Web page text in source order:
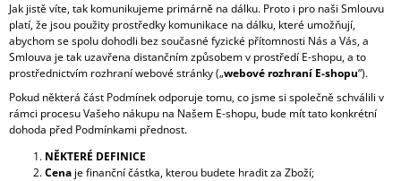
Jak jistě víte, tak komunikujeme primárně na dálku. Proto i pro naši Smlouvu
platí, že jsou použity prostředky komunikace na dálku, které umožňují,
abychom se spolu dohodli bez současné fyzické přítomnosti Nás a Vás, a
Smlouva je tak uzavřena distančním způsobem v prostředí E-shopu, a to
prostřednictvím rozhraní webové stránky („webové rozhraní E-shopu“).
Pokud některá část Podmínek odporuje tomu, co jsme si společně schválili v
rámci procesu Vašeho nákupu na Našem E-shopu, bude mít tato konkrétní
dohoda před Podmínkami přednost.
NĚKTERÉ DEFINICE
Cena je finanční částka, kterou budete hradit za Zboží;
W
E
R
E
C